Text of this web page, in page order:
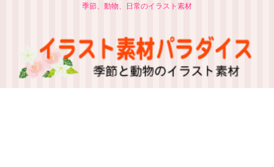
季節、動物、日常のイラスト素材